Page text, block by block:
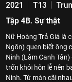
2021 T13
Tập 4B. Sự thật
Nữ Hoàng Trả Giá là
Ngôn) quen biết ông
Ninh (Lâm Canh
trốn khỏi hôn lễ nên
Ninh. Từ màn cãi